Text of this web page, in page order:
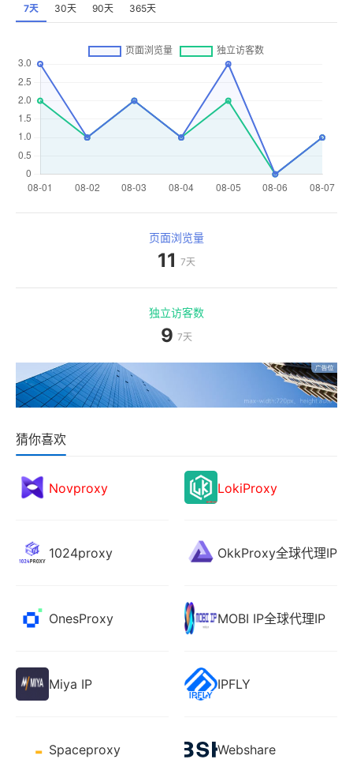
7天 30天 90天 365天
页面浏览量
11 7天
独立访客数
9 7天
猜你喜欢
Novproxy LokiProxy
1024proxy OkkProxy全球代理IP
OnesProxy MOBI IP全球代理IP
Miya IP IPFLY
Spaceproxy Webshare